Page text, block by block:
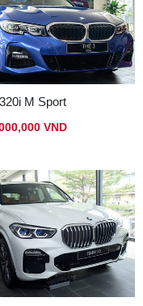
M Sport
VND